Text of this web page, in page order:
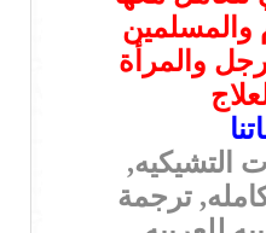
والمسلمين
والمرأة
التشيكيه,
ترجمة